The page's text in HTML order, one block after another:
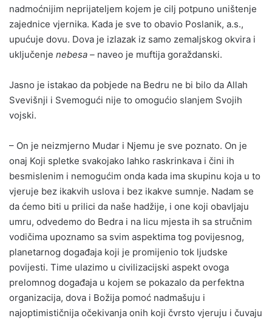
nadmoćnijim neprijateljem kojem je cilj potpuno uništenje
zajednice vjernika. Kada je sve to obavio Poslanik, a.s.,
upućuje dovu. Dova je izlazak iz samo zemaljskog okvira i
uključenje nebesa – naveo je muftija goraždanski.
Jasno je istakao da pobjede na Bedru ne bi bilo da Allah
Svevišnji i Svemogući nije to omogućio slanjem Svojih
vojski.
– On je neizmjerno Mudar i Njemu je sve poznato. On je
onaj Koji spletke svakojako lahko raskrinkava i čini ih
besmislenim i nemogućim onda kada ima skupinu koja u to
vjeruje bez ikakvih uslova i bez ikakve sumnje. Nadam se
da ćemo biti u prilici da naše hadžije, i one koji obavljaju
umru, odvedemo do Bedra i na licu mjesta ih sa stručnim
vodičima upoznamo sa svim aspektima tog povijesnog,
planetarnog događaja koji je promijenio tok ljudske
povijesti. Time ulazimo u civilizacijski aspekt ovoga
prelomnog događaja u kojem se pokazalo da perfektna
organizacija, dova i Božija pomoć nadmašuju i
najoptimističnija očekivanja onih koji čvrsto vjeruju i čuvaju